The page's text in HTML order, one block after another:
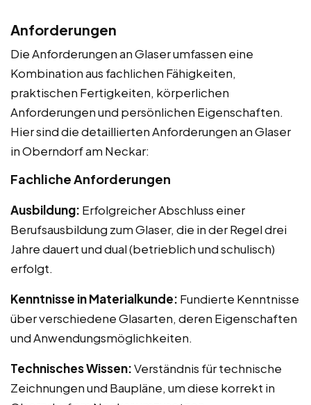
Anforderungen
Die Anforderungen an Glaser umfassen eine
Kombination aus fachlichen Fähigkeiten,
praktischen Fertigkeiten, körperlichen
Anforderungen und persönlichen Eigenschaften.
Hier sind die detaillierten Anforderungen an Glaser
in Oberndorf am Neckar:
Fachliche Anforderungen
Ausbildung: Erfolgreicher Abschluss einer
Berufsausbildung zum Glaser, die in der Regel drei
Jahre dauert und dual (betrieblich und schulisch)
erfolgt.
Kenntnisse in Materialkunde: Fundierte Kenntnisse
über verschiedene Glasarten, deren Eigenschaften
und Anwendungsmöglichkeiten.
Technisches Wissen:Verständnis für technische
Zeichnungen und Baupläne, um diese korrekt in